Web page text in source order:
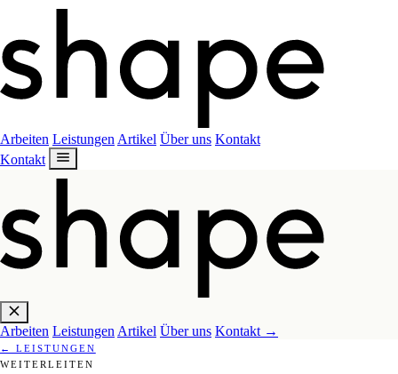
Arbeiten Leistungen Artikel Über uns Kontakt
Kontakt
Arbeiten Leistungen Artikel Über uns Kontakt →
←
LEISTUNGEN
WEITERLEITEN